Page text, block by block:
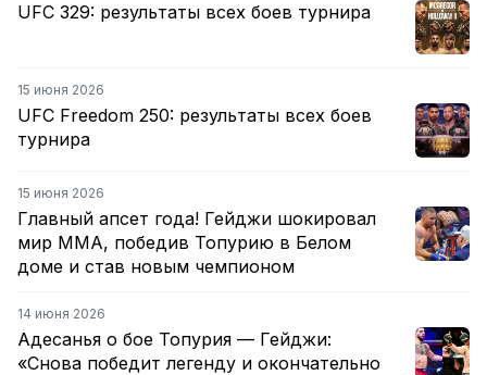
UFC 329: результаты всех боев турнира
15 июня 2026
UFC Freedom 250: результаты всех боев
турнира
15 июня 2026
Главный апсет года! Гейджи шокировал
мир ММА, победив Топурию в Белом
доме и став новым чемпионом
14 июня 2026
Адесанья о бое Топурия — Гейджи:
«Снова победит легенду и окончательно